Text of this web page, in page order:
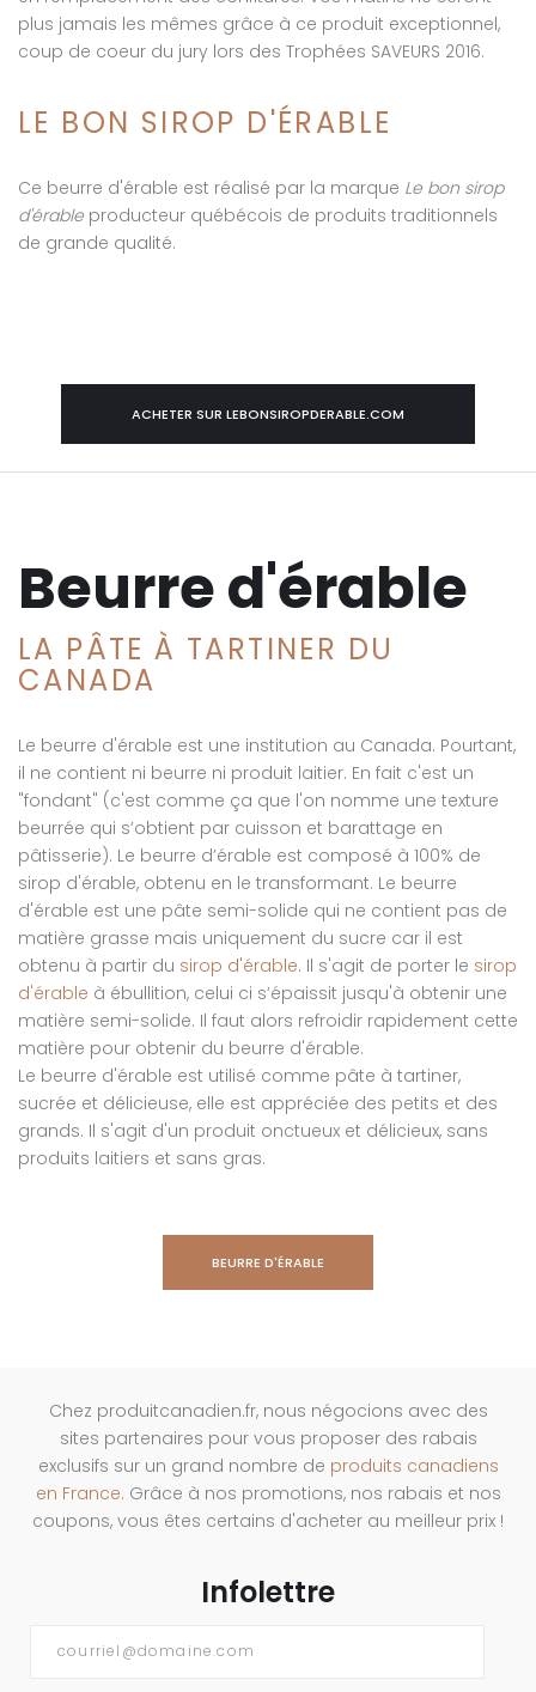
plus jamais les mêmes grâce à ce produit exceptionnel,
coup de coeur du jury lors des Trophées SAVEURS 2016.
LE BON SIROP D'ÉRABLE
Ce beurre d'érable est réalisé par la marque Le bon sirop
d'érable producteur québécois de produits traditionnels
de grande qualité.
ACHETER SUR LEBONSIROPDERABLE.COM
Beurre d'érable
LA PÂTE À TARTINER DU
CANADA
Le beurre d'érable est une institution au Canada. Pourtant,
il ne contient ni beurre ni produit laitier. En fait c'est un
"fondant" (c'est comme ça que l'on nomme une texture
beurrée qui s’obtient par cuisson et barattage en
pâtisserie). Le beurre d’érable est composé à 100% de
sirop d'érable, obtenu en le transformant. Le beurre
d'érable est une pâte semi-solide qui ne contient pas de
matière grasse mais uniquement du sucre car il est
obtenu à partir du sirop d'érable. Il s'agit de porter le sirop
d'érable à ébullition, celui ci s’épaissit jusqu'à obtenir une
matière semi-solide. Il faut alors refroidir rapidement cette
matière pour obtenir du beurre d'érable.
Le beurre d'érable est utilisé comme pâte à tartiner,
sucrée et délicieuse, elle est appréciée des petits et des
grands. Il s'agit d'un produit onctueux et délicieux, sans
produits laitiers et sans gras.
BEURRE D'ÉRABLE
Chez produitcanadien.fr, nous négocions avec des
sites partenaires pour vous proposer des rabais
exclusifs sur un grand nombre de produits canadiens
en France. Grâce à nos promotions, nos rabais et nos
coupons, vous êtes certains d'acheter au meilleur prix !
Infolettre